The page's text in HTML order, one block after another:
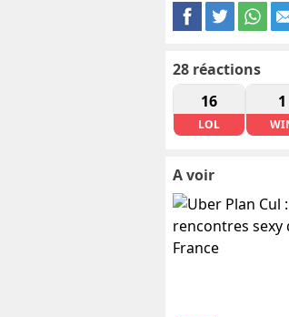
28 réactions
16
LOL
1
A voir